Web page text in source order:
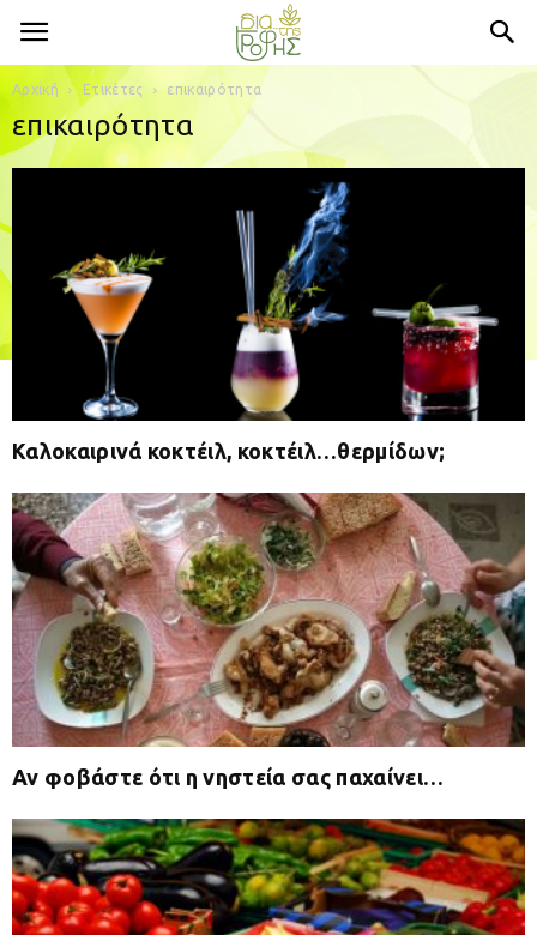
Αρχική Ετικέτες επικαιρότητα
επικαιρότητα
Καλοκαιρινά κοκτέιλ, κοκτέιλ…θερμίδων;
Αν φοβάστε ότι η νηστεία σας παχαίνει…